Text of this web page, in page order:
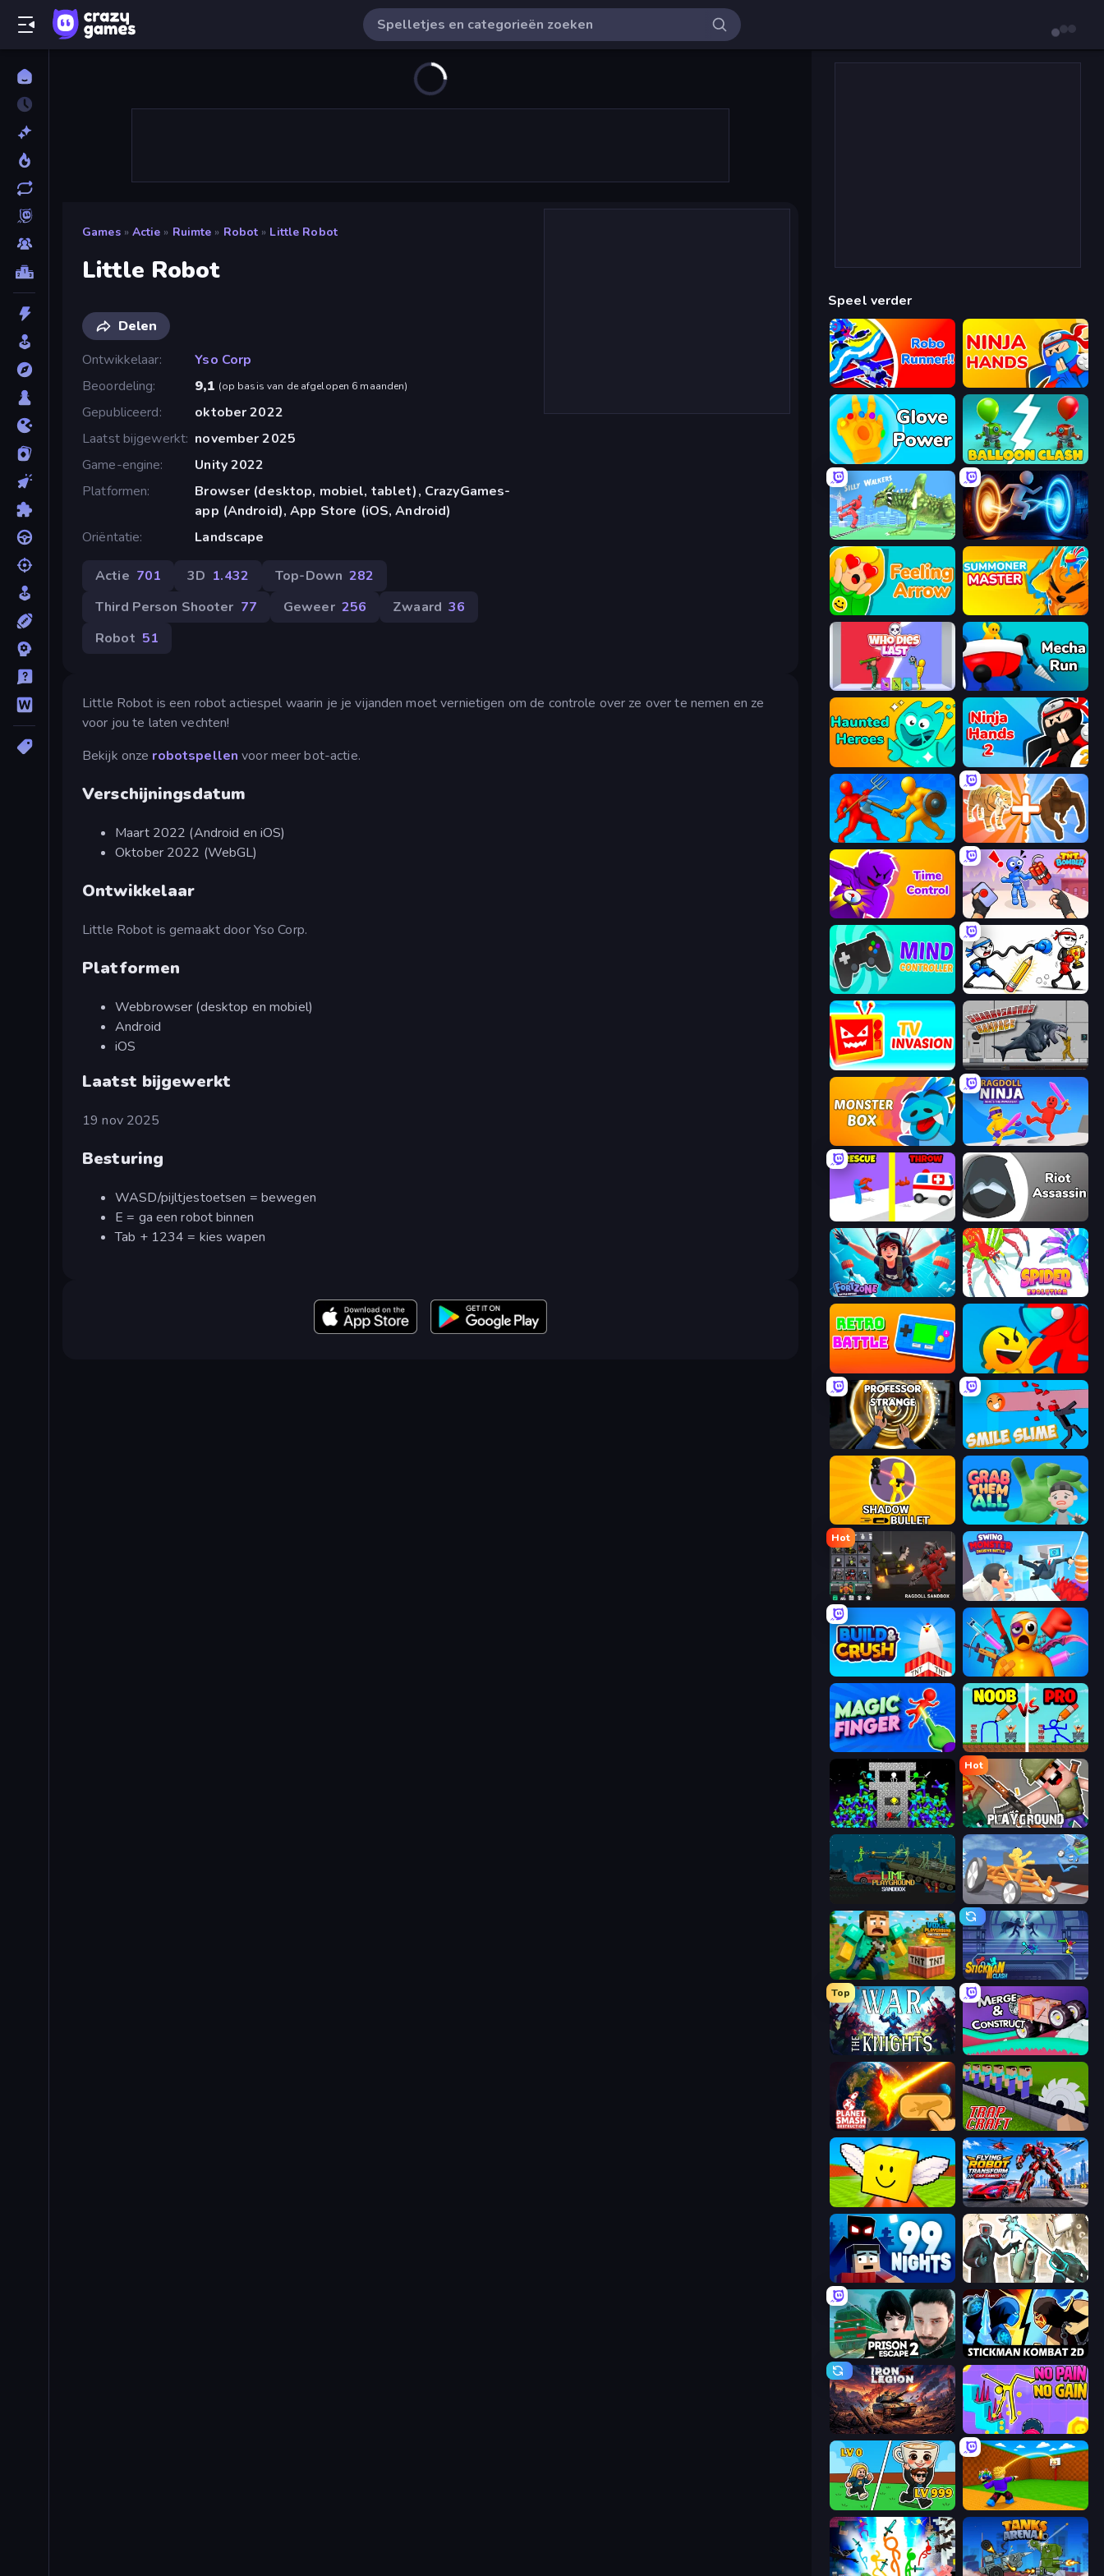
Games » Actie » Ruimte » Robot » Little Robot
Little Robot
Delen
Ontwikkelaar
Yso Corp
Beoordeling
9,1 (op basis van de afgelopen 6 maanden)
Gepubliceerd
oktober 2022
Laatst bijgewerkt november 2025
Game-engine
Unity 2022
Platformen
Browser (desktop, mobiel, tablet), CrazyGames-
app (Android), App Store (iOS, Android)
Oriëntatie
Landscape
Actie 701 3D 1.432 Top-Down 282
Third Person Shooter 77 Geweer 256 Zwaard 36
Robot 51
Little Robot is een robot actiespel waarin je je vijanden moet vernietigen om de controle over ze over te nemen en ze
voor jou te laten vechten!
Bekijk onze robotspellen voor meer bot-actie.
Verschijningsdatum
Maart 2022 (Android en iOS)
Oktober 2022 (WebGL)
Ontwikkelaar
Little Robot is gemaakt door Yso Corp.
Platformen
Webbrowser (desktop en mobiel)
Android
iOS
Laatst bijgewerkt
19 nov 2025
Besturing
WASD/pijltjestoetsen = bewegen
E = ga een robot binnen
Tab + 1234 = kies wapen
Speel verder
Robo Runner Ninja Hands
Glove Power Balloon Clash
Silly Walkers Portal Escape
Feeling Arrow Summoner Master
Who Dies Last? Mecha Run
Haunted Heroes Ninja Hands 2
Epic Sword Battle! Fight in Arena Animal DNA Run
Time Control! TNT Bomber
Mind Controller Doodle Smash
TV Invasion Sharkosaurus Rampage
Monster Box Ragdoll Ninja: Imposter Hero
Rescue Throw Riot Assassin
Fortzone Battle Royale Spider Evolution: Runner Game
Retro Battle Riot Escape
Professor Strange Smile Slime
Shadow Bullet Grab Them All
Hot
Last Play: Ragdoll Sandbox Swing Monster: Decisive Battle
Build and Crush Fun Ragdoll Challenge!
Magic Finger 3D DOP Noob: Draw to Save
Stick Epic Fighter
Hot
Playground
Draw Crash Race
Voxel Playground: Ragdoll Noob Stickman Clash
Top
War the Knights Merge & Construct
Planet Smash Destruction Trap Craft
Lucky Brainrot Blocks Online Flying Robot Transform Car Games
99 Nights (Bloxd.io) Skibidi Toilets: Infection
Prison Escape 2 Stickman Kombat 2D
Iron Legion No Pain No Gain - Ragdoll Sandbox
Brainrot Arena Online Throw a Lucky Block